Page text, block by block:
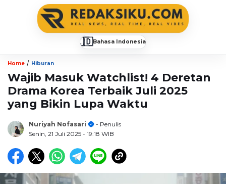
🇮🇩Bahasa Indonesia
Home / Hiburan
Wajib Masuk Watchlist! 4 Deretan
Drama Korea Terbaik Juli 2025
yang Bikin Lupa Waktu
Nuriyah Nofasari
- Penulis
Senin, 21 Juli 2025 - 19:18 WIB